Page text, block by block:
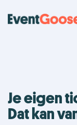
Je eigen
Dat kan